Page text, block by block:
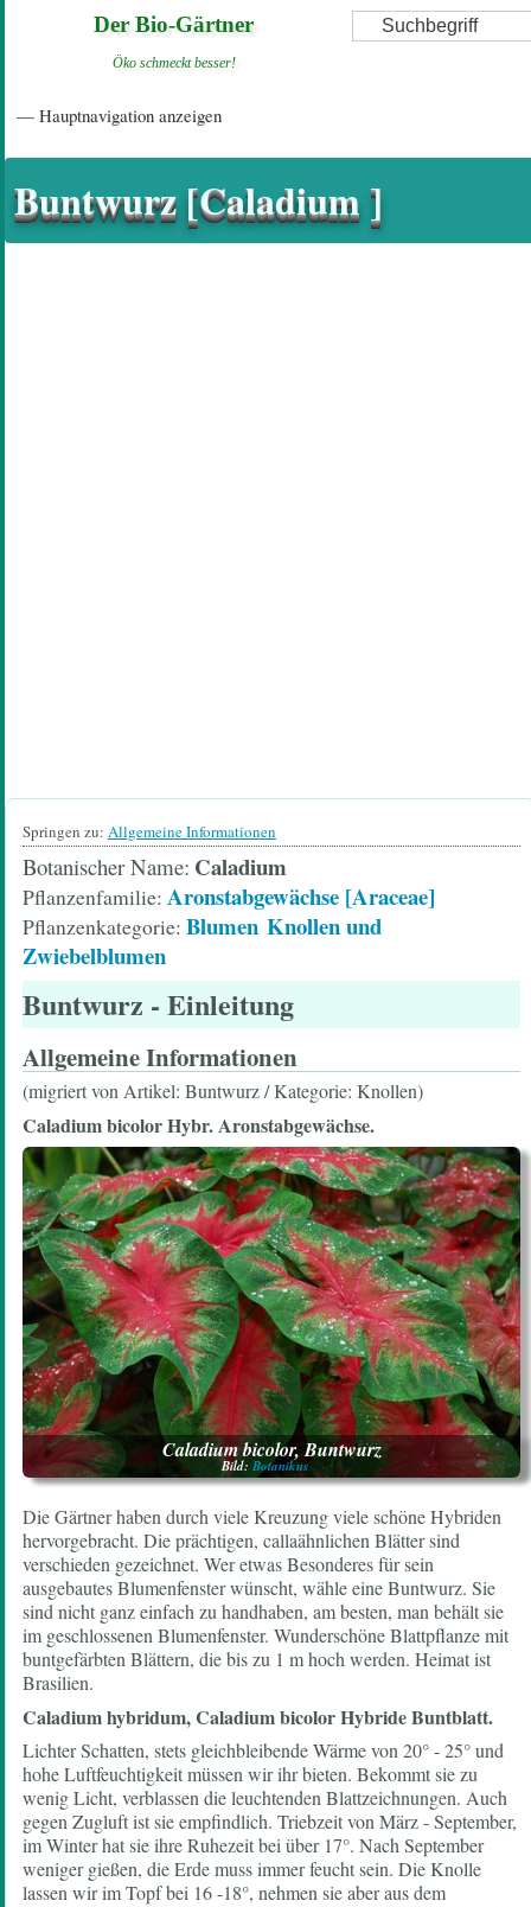
Suche
Der Bio-Gärtner
Öko schmeckt besser!
— Hauptnavigation anzeigen
Buntwurz [Caladium ]
Springen zu: Allgemeine Informationen
Botanischer Name Caladium
Pflanzenfamilie Aronstabgewächse [Araceae]
Pflanzenkategorie Blumen Knollen und
Zwiebelblumen
Buntwurz - Einleitung
Allgemeine Informationen
(migriert von Artikel: Buntwurz / Kategorie: Knollen)
Caladium bicolor Hybr. Aronstabgewächse.
Caladium bicolor, Buntwurz
Bild: Botanikus
Die Gärtner haben durch viele Kreuzung viele schöne Hybriden
hervorgebracht. Die prächtigen, callaähnlichen Blätter sind
verschieden gezeichnet. Wer etwas Besonderes für sein
ausgebautes Blumenfenster wünscht, wähle eine Buntwurz. Sie
sind nicht ganz einfach zu handhaben, am besten, man behält sie
im geschlossenen Blumenfenster. Wunderschöne Blattpflanze mit
buntgefärbten Blättern, die bis zu 1 m hoch werden. Heimat ist
Brasilien.
Caladium hybridum, Caladium bicolor Hybride Buntblatt.
Lichter Schatten, stets gleichbleibende Wärme von 20° - 25° und
hohe Luftfeuchtigkeit müssen wir ihr bieten. Bekommt sie zu
wenig Licht, verblassen die leuchtenden Blattzeichnungen. Auch
gegen Zugluft ist sie empfindlich. Triebzeit von März - September,
im Winter hat sie ihre Ruhezeit bei über 17°. Nach September
weniger gießen, die Erde muss immer feucht sein. Die Knolle
lassen wir im Topf bei 16 -18°, nehmen sie aber aus dem